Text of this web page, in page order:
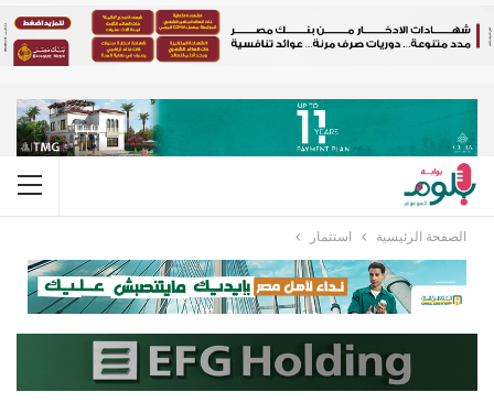
الصفحة الرئيسية استثمار